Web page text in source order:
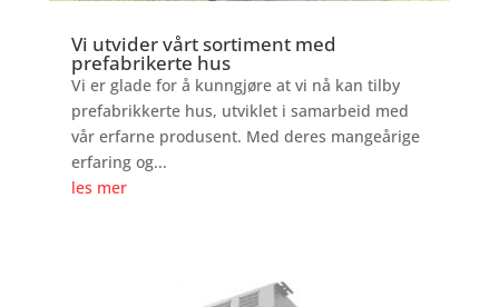
Vi utvider vårt sortiment med
prefabrikerte hus
Vi er glade for å kunngjøre at vi nå kan tilby
prefabrikkerte hus, utviklet i samarbeid med
vår erfarne produsent. Med deres mangeårige
erfaring og...
les mer